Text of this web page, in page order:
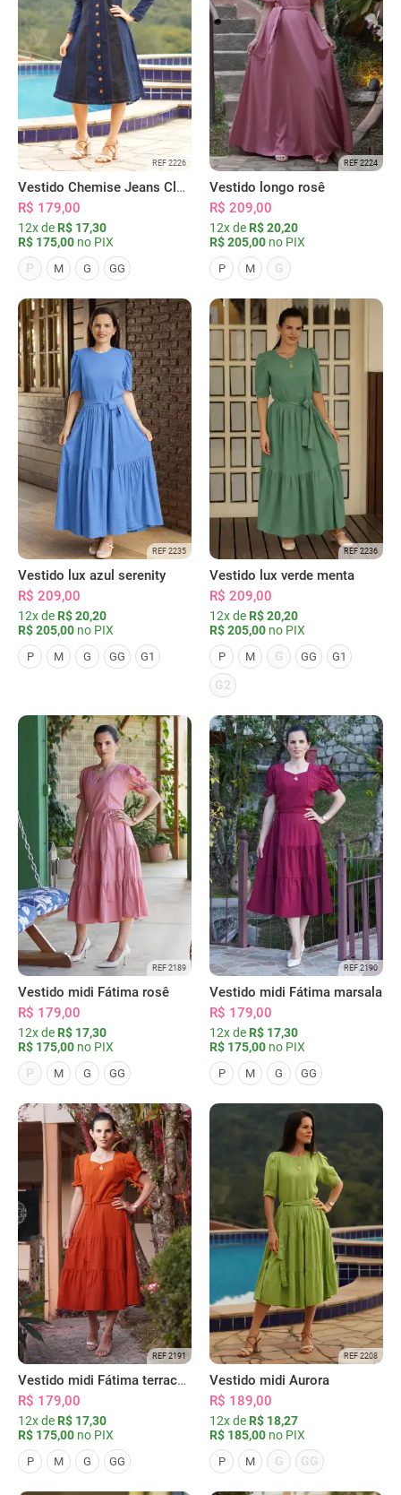
REF 2226
Vestido Chemise Jeans Clássica Serena
R$ 179,00
12x de R$ 17,30
R$ 175,00 no PIX
P
M G GG
REF 2224
Vestido longo rosê
R$ 209,00
12x de R$ 20,20
R$ 205,00 no PIX
P M G
REF 2235
Vestido lux azul serenity
R$ 209,00
12x de R$ 20,20
R$ 205,00 no PIX
P M G GG G1
REF 2236
Vestido lux verde menta
R$ 209,00
12x de R$ 20,20
R$ 205,00 no PIX
P M G GG G1
G2
REF 2189
Vestido midi Fátima rosê
R$ 179,00
12x de R$ 17,30
R$ 175,00 no PIX
P
M G GG
REF 2190
Vestido midi Fátima marsala
R$ 179,00
12x de R$ 17,30
R$ 175,00 no PIX
P M G GG
REF 2191
Vestido midi Fátima terracota
R$ 179,00
12x de R$ 17,30
R$ 175,00 no PIX
P M G GG
REF 2208
Vestido midi Aurora
R$ 189,00
12x de R$ 18,27
R$ 185,00 no PIX
P M G GG